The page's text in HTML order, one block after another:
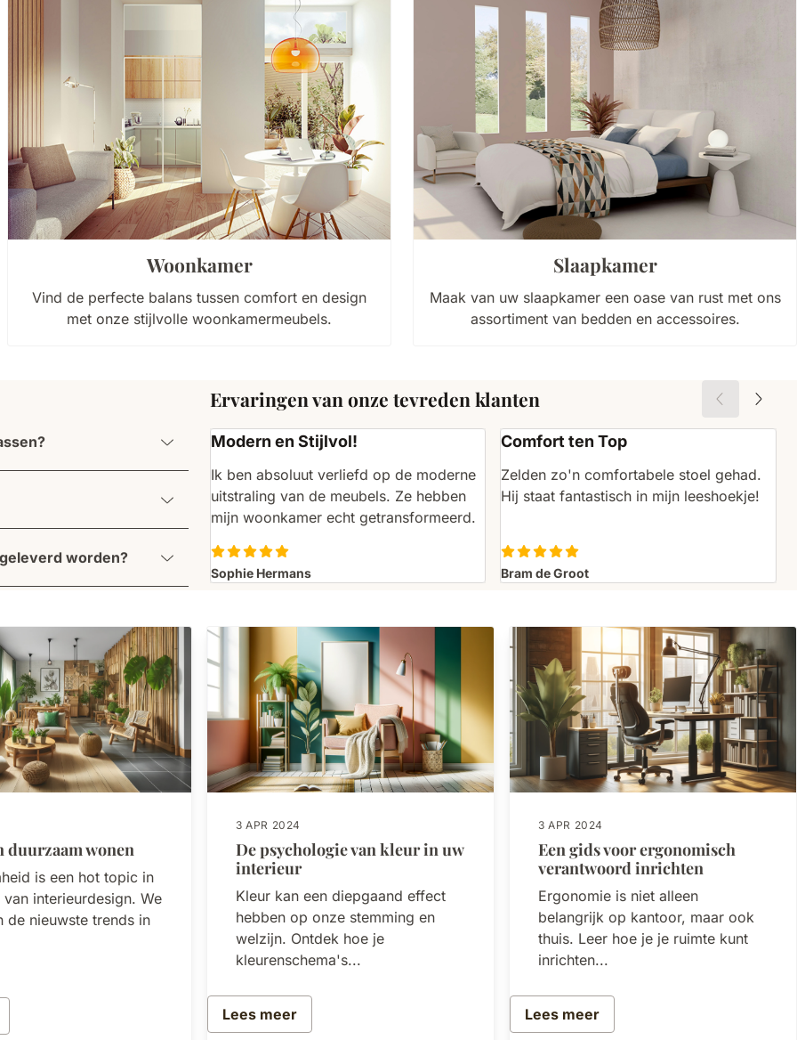
Woonkamer
Vind de perfecte balans tussen comfort en design
met onze stijlvolle woonkamermeubels.
Slaapkamer
Maak van uw slaapkamer een oase van rust met ons
assortiment van bedden en accessoires.
worden?
Ervaringen van onze tevreden klanten
Modern en Stijlvol!
Ik ben absoluut verliefd op de moderne
uitstraling van de meubels. Ze hebben
mijn woonkamer echt getransformeerd.
Sophie Hermans
Comfort ten Top
Zelden zo'n comfortabele stoel gehad.
Hij staat fantastisch in mijn leeshoekje!
Bram de Groot
duurzaam wonen
is een hot topic in
interieurdesign. We
de nieuwste trends in
3 APR 2024
De psychologie van kleur in uw
interieur
Kleur kan een diepgaand effect
hebben op onze stemming en
welzijn. Ontdek hoe je
kleurenschema's...
Lees meer
3 APR 2024
Een gids voor ergonomisch
verantwoord inrichten
Ergonomie is niet alleen
belangrijk op kantoor, maar ook
thuis. Leer hoe je je ruimte kunt
inrichten...
Lees meer